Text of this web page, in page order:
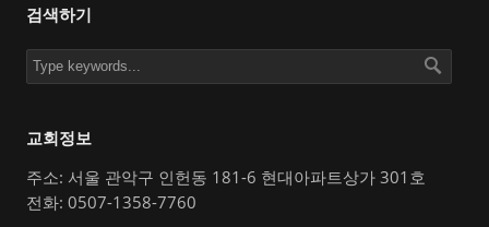
검색하기
교회정보
주소: 서울 관악구 인헌동 181-6 현대아파트상가 301호
전화: 0507-1358-7760